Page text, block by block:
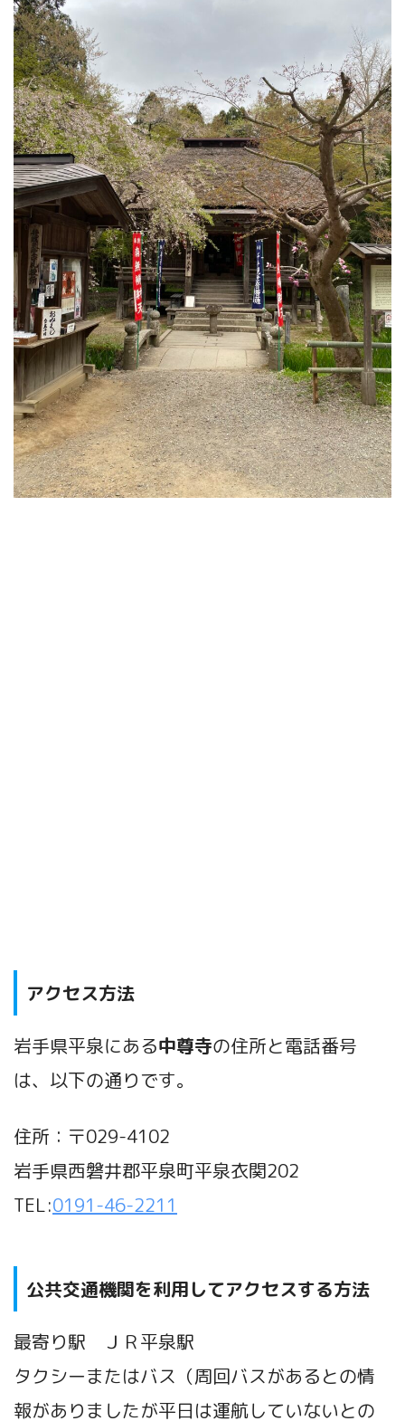
アクセス方法
岩手県平泉にある中尊寺の住所と電話番号
は、以下の通りです。
住所：〒029-4102
岩手県西磐井郡平泉町平泉衣関202
TEL:0191-46-2211
公共交通機関を利用してアクセスする方法
最寄り駅 ＪＲ平泉駅
タクシーまたはバス（周回バスがあるとの情
報がありましたが平日は運航していないとの